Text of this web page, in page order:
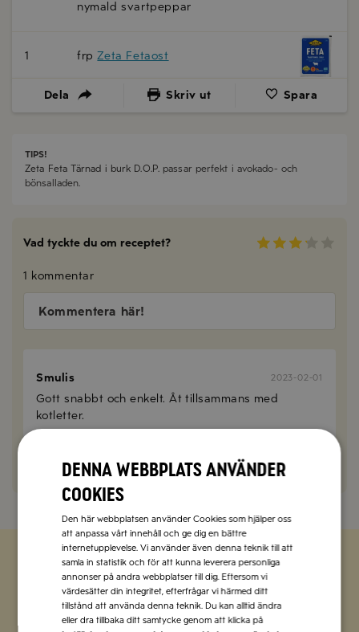
nymald svartpeppar
1 frpZeta Fetaost
Dela Skriv ut Spara
TIPS!
Zeta Feta Tärnad i burk D.O.P. passar perfekt i avokado- och
bönsalladen.
Vad tyckte du om receptet?
1 kommentar
Kommentera här!
Smulis 2023-02-01
Gott snabbt och enkelt. Åt tillsammans med
kotletter.
Zetas populära nyhetsbrev
Missa inte att vi har flera olika nyhetsbrev som
Denna webbplats använder
cookies
Den här webbplatsen använder Cookies som hjälper oss
att anpassa vårt innehåll och ge dig en bättre
internetupplevelse. Vi använder även denna teknik till att
samla in statistik och för att kunna leverera personliga
annonser på andra webbplatser till dig. Eftersom vi
värdesätter din integritet, efterfrågar vi härmed ditt
tillstånd att använda denna teknik. Du kan alltid ändra
eller dra tillbaka ditt samtycke genom att klicka på